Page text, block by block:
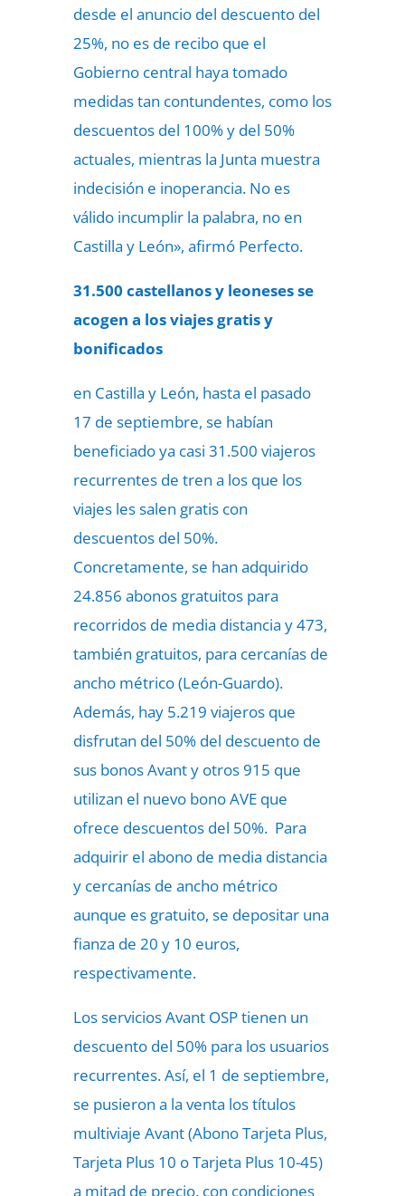
desde el anuncio del descuento del
25%, no es de recibo que el
Gobierno central haya tomado
medidas tan contundentes, como los
descuentos del 100% y del 50%
actuales, mientras la Junta muestra
indecisión e inoperancia. No es
válido incumplir la palabra, no en
Castilla y León», afirmó Perfecto.
31.500 castellanos y leoneses se
acogen a los viajes gratis y
bonificados
en Castilla y León, hasta el pasado
17 de septiembre, se habían
beneficiado ya casi 31.500 viajeros
recurrentes de tren a los que los
viajes les salen gratis con
descuentos del 50%.
Concretamente, se han adquirido
24.856 abonos gratuitos para
recorridos de media distancia y 473,
también gratuitos, para cercanías de
ancho métrico (León-Guardo).
Además, hay 5.219 viajeros que
disfrutan del 50% del descuento de
sus bonos Avant y otros 915 que
utilizan el nuevo bono AVE que
ofrece descuentos del 50%. Para
adquirir el abono de media distancia
y cercanías de ancho métrico
aunque es gratuito, se depositar una
fianza de 20 y 10 euros,
respectivamente.
Los servicios Avant OSP tienen un
descuento del 50% para los usuarios
recurrentes. Así, el 1 de septiembre,
se pusieron a la venta los títulos
multiviaje Avant (Abono Tarjeta Plus,
Tarjeta Plus 10 o Tarjeta Plus 10-45)
a mitad de precio, con condiciones